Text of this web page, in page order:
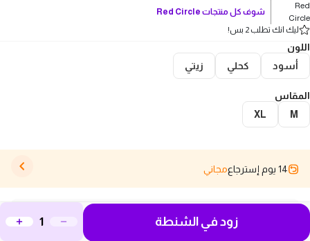
Red
Circle
شوف كل منتجات Red Circle
ليك انك تطلب 2 بس!
اللون
أسود
كحلي زيتي
المقاس
M
XL
14 يوم إسترجاع مجاني
وصف المنتج
اكتشف فيست رجالي مضلع، القطعة المثالية لكل شاب يحب
زود في الشنطة